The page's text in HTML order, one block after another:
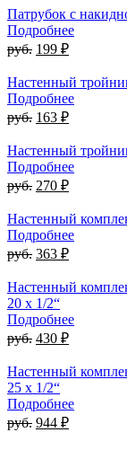
Патрубок с
Подробнее
руб. 199 ₽
Настенный
Подробнее
руб. 163 ₽
Настенный
Подробнее
руб. 270 ₽
Настенный
Подробнее
руб. 363 ₽
Настенный
20 x 1/2“
Подробнее
руб. 430 ₽
Настенный
25 x 1/2“
Подробнее
руб. 944 ₽